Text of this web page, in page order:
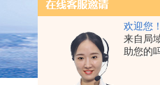
欢迎您！
来自局
助您的